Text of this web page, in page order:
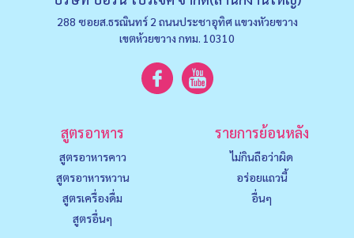
288 ซอยส.ธรณินทร์ 2 ถนนประชาอุทิศ แขวงหัวยขวาง
เขตห้วยขวาง กทม. 10310
สูตรอาหาร
สูตรอาหารคาว
สูตรอาหารหวาน
สูตรเครื่องดื่ม
สูตรอื่นๆ
รายการย้อนหลัง
ไม่กินถือว่าผิด
อร่อยแถวนี้
อื่นๆ